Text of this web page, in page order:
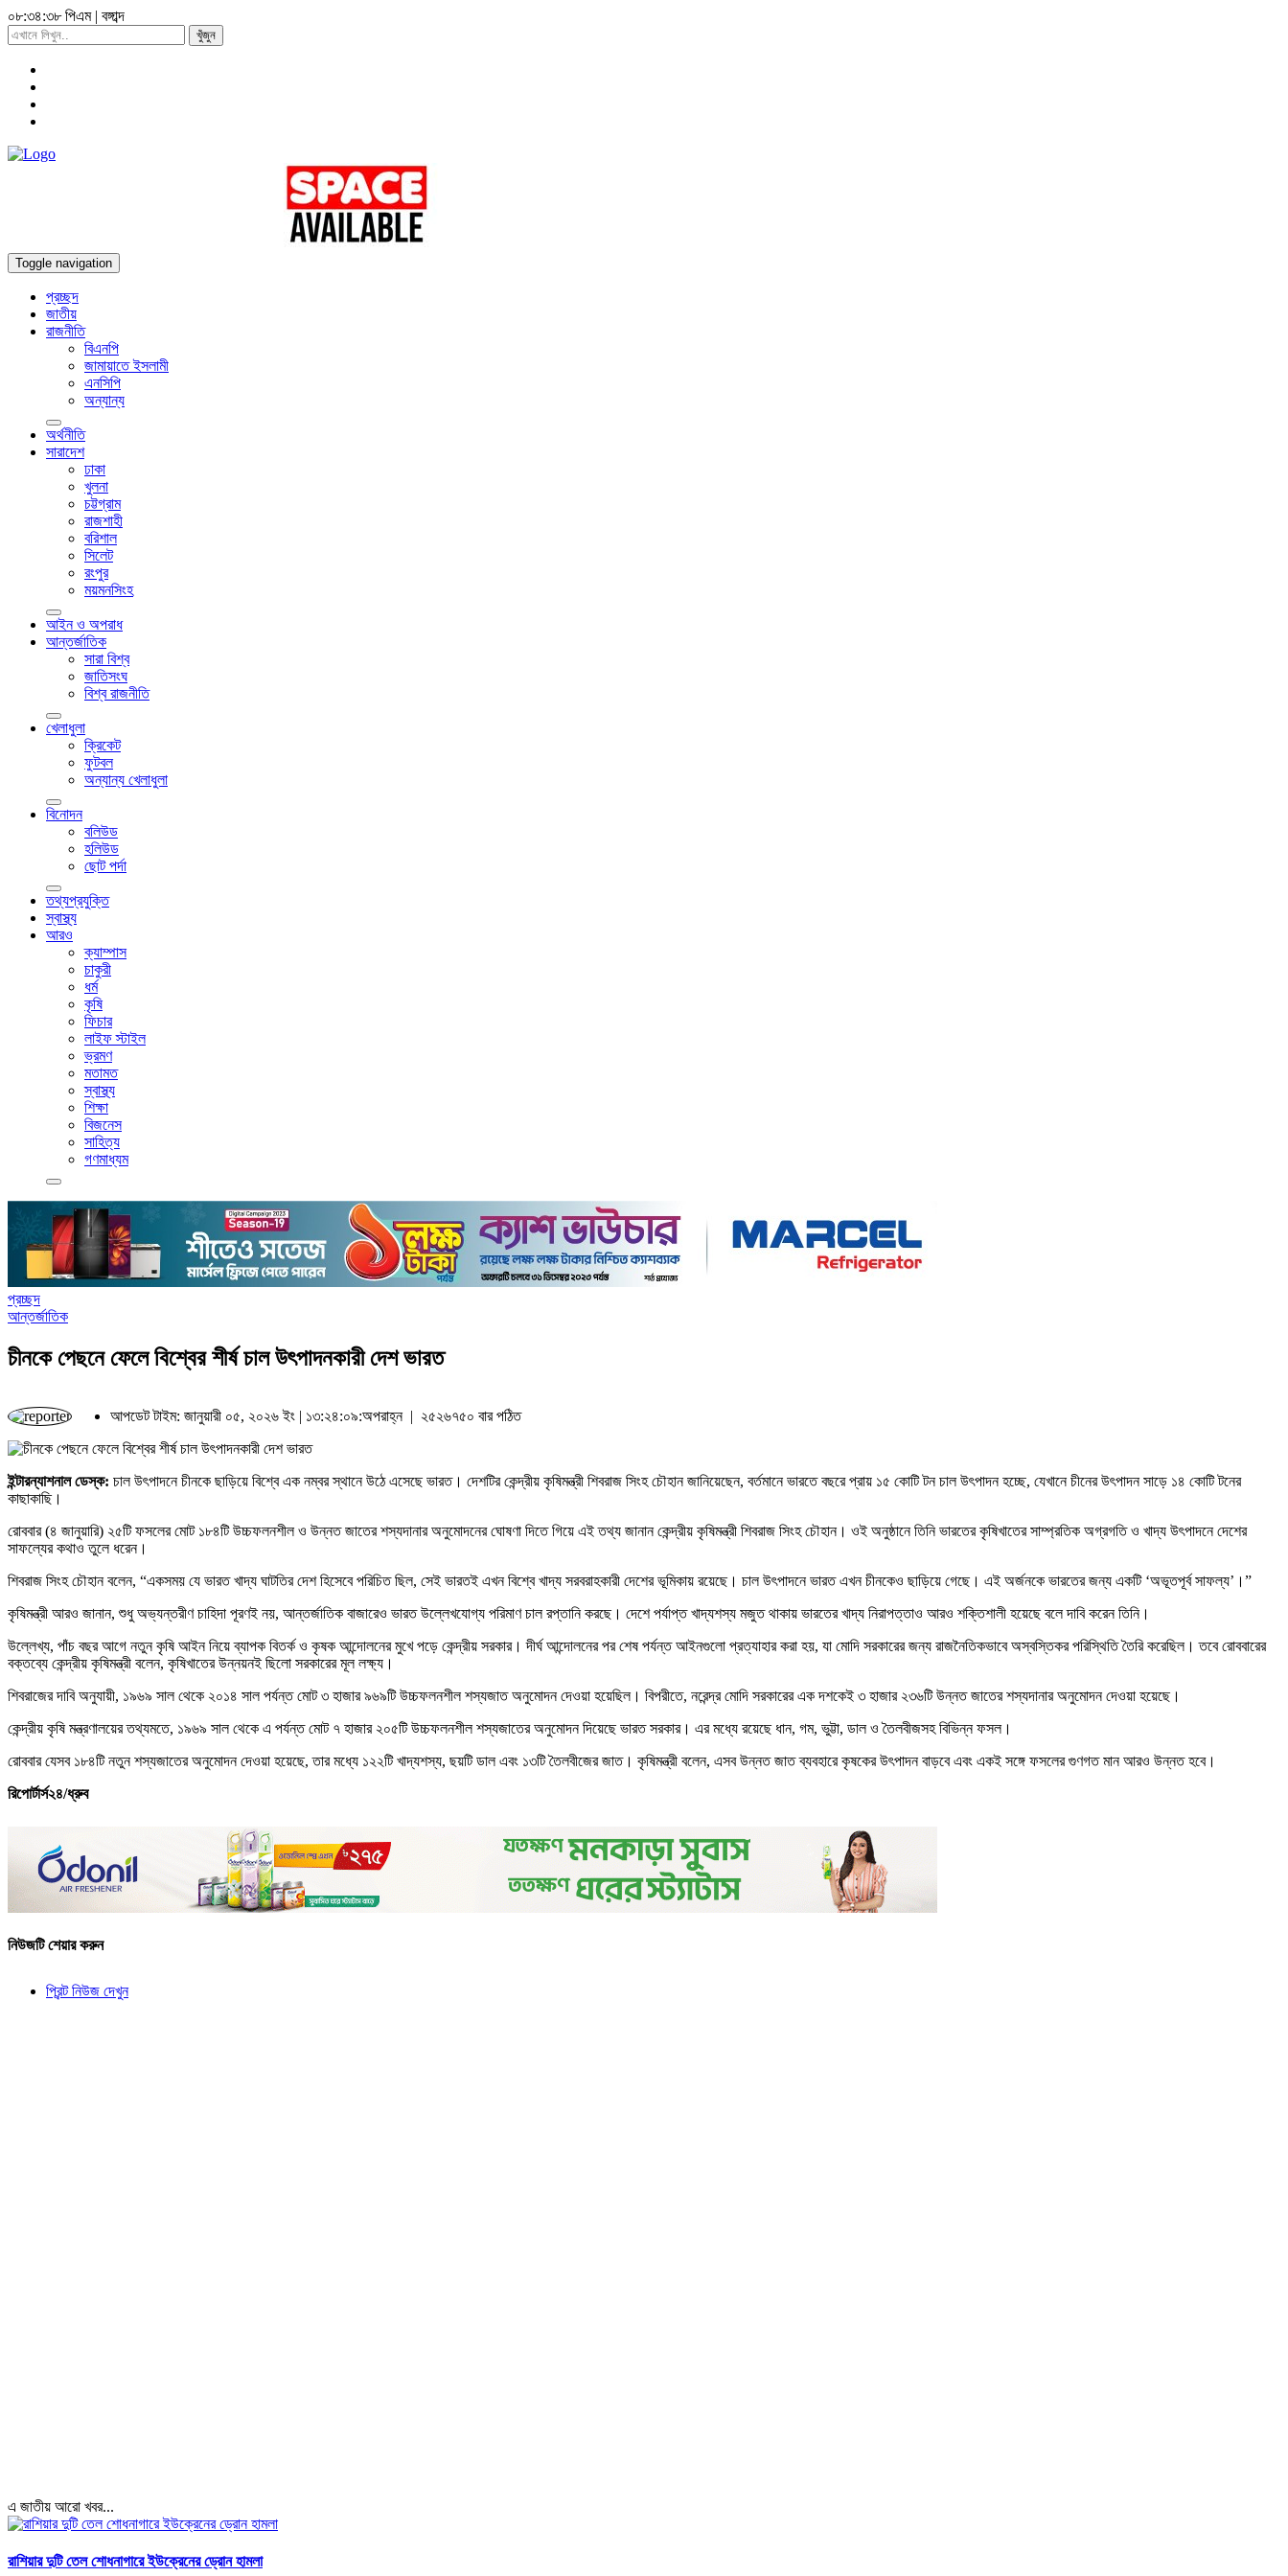
০৮:৩৪:৩৯ পিএম| বঙ্গাব্দ
খুঁজুন
Toggle navigation
প্রচ্ছদ
জাতীয়
রাজনীতি
বিএনপি
জামায়াতে ইসলামী
এনসিপি
অন্যান্য
অর্থনীতি
সারাদেশ
ঢাকা
খুলনা
চট্টগ্রাম
রাজশাহী
বরিশাল
সিলেট
রংপুর
ময়মনসিংহ
আইন ও অপরাধ
আন্তর্জাতিক
সারা বিশ্ব
জাতিসংঘ
বিশ্ব রাজনীতি
খেলাধুলা
ক্রিকেট
ফুটবল
অন্যান্য খেলাধুলা
বিনোদন
বলিউড
হলিউড
ছোট পর্দা
তথ্যপ্রযুক্তি
স্বাস্থ্য
আরও
ক্যাম্পাস
চাকুরী
ধর্ম
কৃষি
ফিচার
লাইফ স্টাইল
ভ্রমণ
মতামত
স্বাস্থ্য
শিক্ষা
বিজনেস
সাহিত্য
গণমাধ্যম
প্রচ্ছদ
আন্তর্জাতিক
চীনকে পেছনে ফেলে বিশ্বের শীর্ষ চাল উৎপাদনকারী দেশ ভারত
আপডেট টাইম: জানুয়ারী ০৫, ২০২৬ ইং | ১৩:২৪:০৯:অপরাহ্ন | ২৫২৬৭৫০ বার পঠিত
ইন্টারন্যাশনাল ডেস্ক: চাল উৎপাদনে চীনকে ছাড়িয়ে বিশ্বে এক নম্বর স্থানে উঠে এসেছে ভারত। দেশটির কেন্দ্রীয় কৃষিমন্ত্রী শিবরাজ সিংহ চৌহান জানিয়েছেন, বর্তমানে ভারতে বছরে প্রায় ১৫ কোটি টন চাল উৎপাদন হচ্ছে, যেখানে চীনের উৎপাদন সাড়ে ১৪ কোটি টনের
কাছাকাছি।
রোববার (৪ জানুয়ারি) ২৫টি ফসলের মোট ১৮৪টি উচ্চফলনশীল ও উন্নত জাতের শস্যদানার অনুমোদনের ঘোষণা দিতে গিয়ে এই তথ্য জানান কেন্দ্রীয় কৃষিমন্ত্রী শিবরাজ সিংহ চৌহান। ওই অনুষ্ঠানে তিনি ভারতের কৃষিখাতের সাম্প্রতিক অগ্রগতি ও খাদ্য উৎপাদনে দেশের
সাফল্যের কথাও তুলে ধরেন।
শিবরাজ সিংহ চৌহান বলেন, “একসময় যে ভারত খাদ্য ঘাটতির দেশ হিসেবে পরিচিত ছিল, সেই ভারতই এখন বিশ্বে খাদ্য সরবরাহকারী দেশের ভূমিকায় রয়েছে। চাল উৎপাদনে ভারত এখন চীনকেও ছাড়িয়ে গেছে। এই অর্জনকে ভারতের জন্য একটি ‘অভূতপূর্ব সাফল্য’।”
কৃষিমন্ত্রী আরও জানান, শুধু অভ্যন্তরীণ চাহিদা পূরণই নয়, আন্তর্জাতিক বাজারেও ভারত উল্লেখযোগ্য পরিমাণ চাল রপ্তানি করছে। দেশে পর্যাপ্ত খাদ্যশস্য মজুত থাকায় ভারতের খাদ্য নিরাপত্তাও আরও শক্তিশালী হয়েছে বলে দাবি করেন তিনি।
উল্লেখ্য, পাঁচ বছর আগে নতুন কৃষি আইন নিয়ে ব্যাপক বিতর্ক ও কৃষক আন্দোলনের মুখে পড়ে কেন্দ্রীয় সরকার। দীর্ঘ আন্দোলনের পর শেষ পর্যন্ত আইনগুলো প্রত্যাহার করা হয়, যা মোদি সরকারের জন্য রাজনৈতিকভাবে অস্বস্তিকর পরিস্থিতি তৈরি করেছিল। তবে রোববারের
বক্তব্যে কেন্দ্রীয় কৃষিমন্ত্রী বলেন, কৃষিখাতের উন্নয়নই ছিলো সরকারের মূল লক্ষ্য।
শিবরাজের দাবি অনুযায়ী, ১৯৬৯ সাল থেকে ২০১৪ সাল পর্যন্ত মোট ৩ হাজার ৯৬৯টি উচ্চফলনশীল শস্যজাত অনুমোদন দেওয়া হয়েছিল। বিপরীতে, নরেন্দ্র মোদি সরকারের এক দশকেই ৩ হাজার ২৩৬টি উন্নত জাতের শস্যদানার অনুমোদন দেওয়া হয়েছে।
কেন্দ্রীয় কৃষি মন্ত্রণালয়ের তথ্যমতে, ১৯৬৯ সাল থেকে এ পর্যন্ত মোট ৭ হাজার ২০৫টি উচ্চফলনশীল শস্যজাতের অনুমোদন দিয়েছে ভারত সরকার। এর মধ্যে রয়েছে ধান, গম, ভুট্টা, ডাল ও তৈলবীজসহ বিভিন্ন ফসল।
রোববার যেসব ১৮৪টি নতুন শস্যজাতের অনুমোদন দেওয়া হয়েছে, তার মধ্যে ১২২টি খাদ্যশস্য, ছয়টি ডাল এবং ১৩টি তৈলবীজের জাত। কৃষিমন্ত্রী বলেন, এসব উন্নত জাত ব্যবহারে কৃষকের উৎপাদন বাড়বে এবং একই সঙ্গে ফসলের গুণগত মান আরও উন্নত হবে।
রিপোর্টার্স২৪/ধ্রুব
নিউজটি শেয়ার করুন
প্রিন্ট নিউজ দেখুন
এ জাতীয় আরো খবর...
রাশিয়ার দুটি তেল শোধনাগারে ইউক্রেনের ড্রোন হামলা